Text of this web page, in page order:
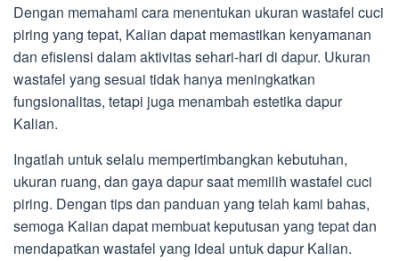
Dengan memahami cara menentukan ukuran wastafel cuci
piring yang tepat, Kalian dapat memastikan kenyamanan
dan efisiensi dalam aktivitas sehari-hari di dapur. Ukuran
wastafel yang sesuai tidak hanya meningkatkan
fungsionalitas, tetapi juga menambah estetika dapur
Kalian.
Ingatlah untuk selalu mempertimbangkan kebutuhan,
ukuran ruang, dan gaya dapur saat memilih wastafel cuci
piring. Dengan tips dan panduan yang telah kami bahas,
semoga Kalian dapat membuat keputusan yang tepat dan
mendapatkan wastafel yang ideal untuk dapur Kalian.